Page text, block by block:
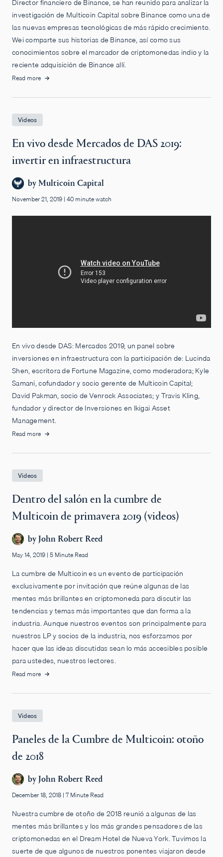
Director financiero de Binance, se han reunido para analizar la
investigación de Multicoin Capital sobre Binance como una de
las nuevas empresas tecnológicas de más rápido crecimiento.
Wei comparte sus historias de Binance, así como sus
conocimientos sobre el marcador de criptomonedas indio y la
reciente adquisición de Binance allí.
Read more
Videos
En vivo desde Mercados de DAS 2019:
invertir en infraestructura
byMulticoin Capital
November 21, 2019 | 40 minute watch
En vivo desde DAS: Mercados 2019, un panel sobre
inversiones en infraestructura con la participación de: Lucinda
Shen, escritora de Fortune Magazine, como moderadora; Kyle
Samani, cofundador y socio gerente de Multicoin Capital;
David Pakman, socio de Venrock Associates; y Travis Kling,
fundador y director de Inversiones en Ikigai Asset
Management.
Read more
Videos
Dentro del salón en la cumbre de
Multicoin de primavera 2019 (videos)
byJohn Robert Reed
May 14, 2019 | 5 Minute Read
La cumbre de Multicoin es un evento de participación
exclusivamente por invitación que reúne algunas de las
mentes más brillantes en criptomoneda para discutir las
tendencias y temas más importantes que dan forma a la
industria. Aunque nuestros eventos son principalmente para
nuestros LP y socios de la industria, nos esforzamos por
hacer que las ideas discutidas sean lo más accesibles posible
para ustedes, nuestros lectores.
Read more
Videos
Paneles de la Cumbre de Multicoin: otoño
de 2018
byJohn Robert Reed
December 18, 2018 | 7 Minute Read
Nuestra cumbre de otoño de 2018 reunió a algunas de las
mentes más brillantes y los más grandes pensadores de las
criptomonedas en el Dream Hotel de Nueva York. Tuvimos la
suerte de que algunos de nuestros ponentes viajaron desde